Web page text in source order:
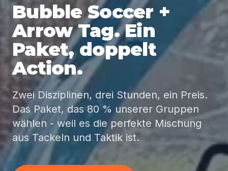
Bubble Soccer +
Arrow Tag. Ein
Paket, doppelt
Action.
Zwei Disziplinen, drei Stunden, ein Preis.
Das Paket, das 80 % unserer Gruppen
wählen - weil es die perfekte Mischung
aus Tackeln und Taktik ist.